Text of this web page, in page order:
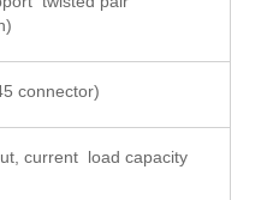
connector)
current load capacity